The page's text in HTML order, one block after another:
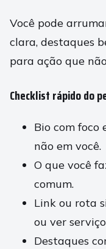
Você pode
clara, destaques
para ação que
Checklist rápido do
Bio com foco
não em você.
O que você
comum.
Link ou rota
ou ver
Destaques